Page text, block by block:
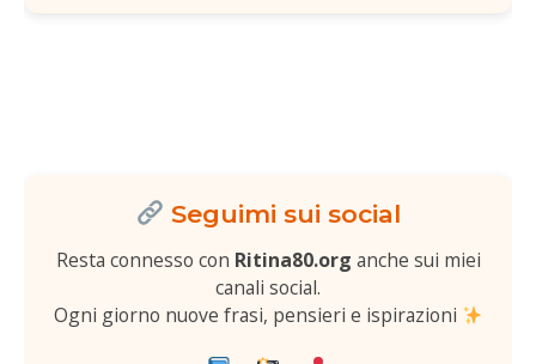
Seguimi sui social
Resta connesso con Ritina80.org anche sui miei
canali social.
Ogni giorno nuove frasi, pensieri e ispirazioni